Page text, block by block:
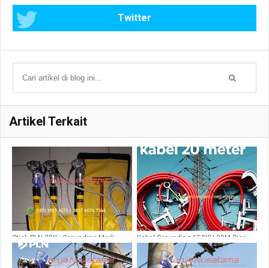
Twitter
Artikel Terkait
Stick PLN 20Kv Grounding Merk
Break Out
Kabel Grounding 150KV 20M Siap
Pakai